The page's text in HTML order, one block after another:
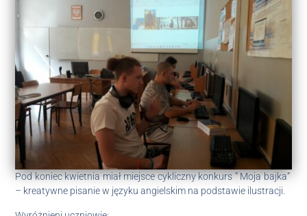
Pod koniec kwietnia miał miejsce cykliczny konkurs ” Moja bajka”
– kreatywne pisanie w języku angielskim na podstawie ilustracji.